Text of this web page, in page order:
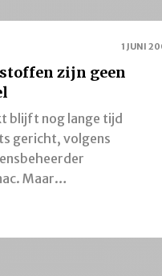
1 JUNI
zijn geen
blijft nog lange tijd
gericht, volgens
Maar…